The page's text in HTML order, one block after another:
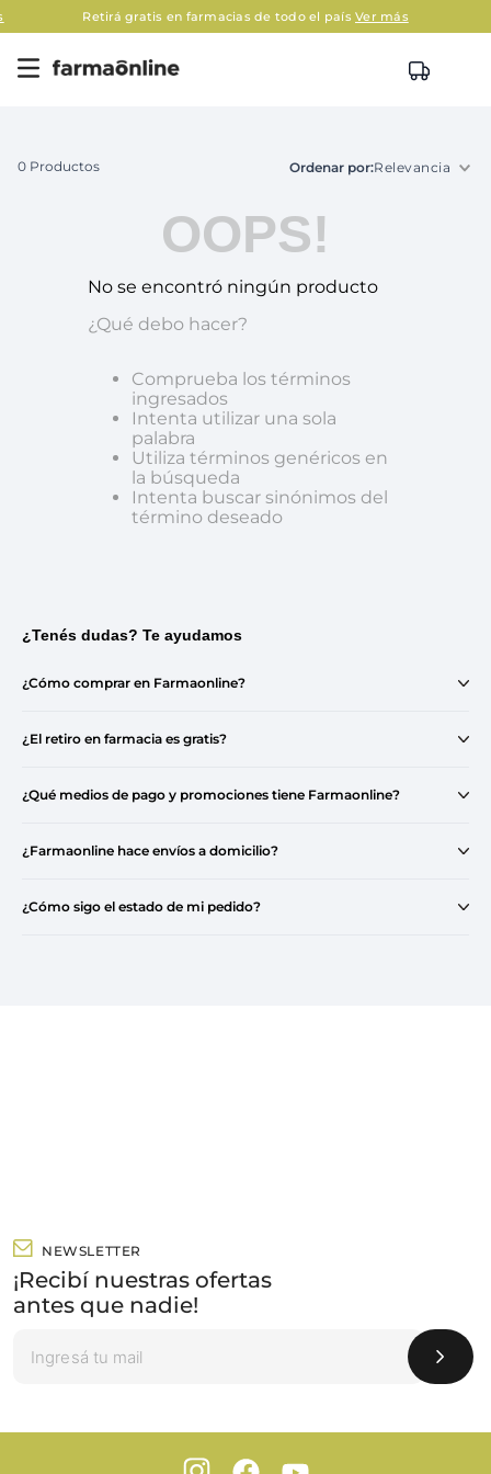
Retirá gratis en farmacias de todo el país Ver más
0 Productos Relevancia
OOPS!
No se encontró ningún producto
¿Qué debo hacer?
Comprueba los términos
ingresados
Intenta utilizar una sola
palabra
Utiliza términos genéricos en
la búsqueda
Intenta buscar sinónimos del
término deseado
¿Tenés dudas? Te ayudamos
¿Cómo comprar en Farmaonline?
¿El retiro en farmacia es gratis?
¿Qué medios de pago y promociones tiene Farmaonline?
¿Farmaonline hace envíos a domicilio?
¿Cómo sigo el estado de mi pedido?
NEWSLETTER
¡Recibí nuestras ofertas
antes que nadie!